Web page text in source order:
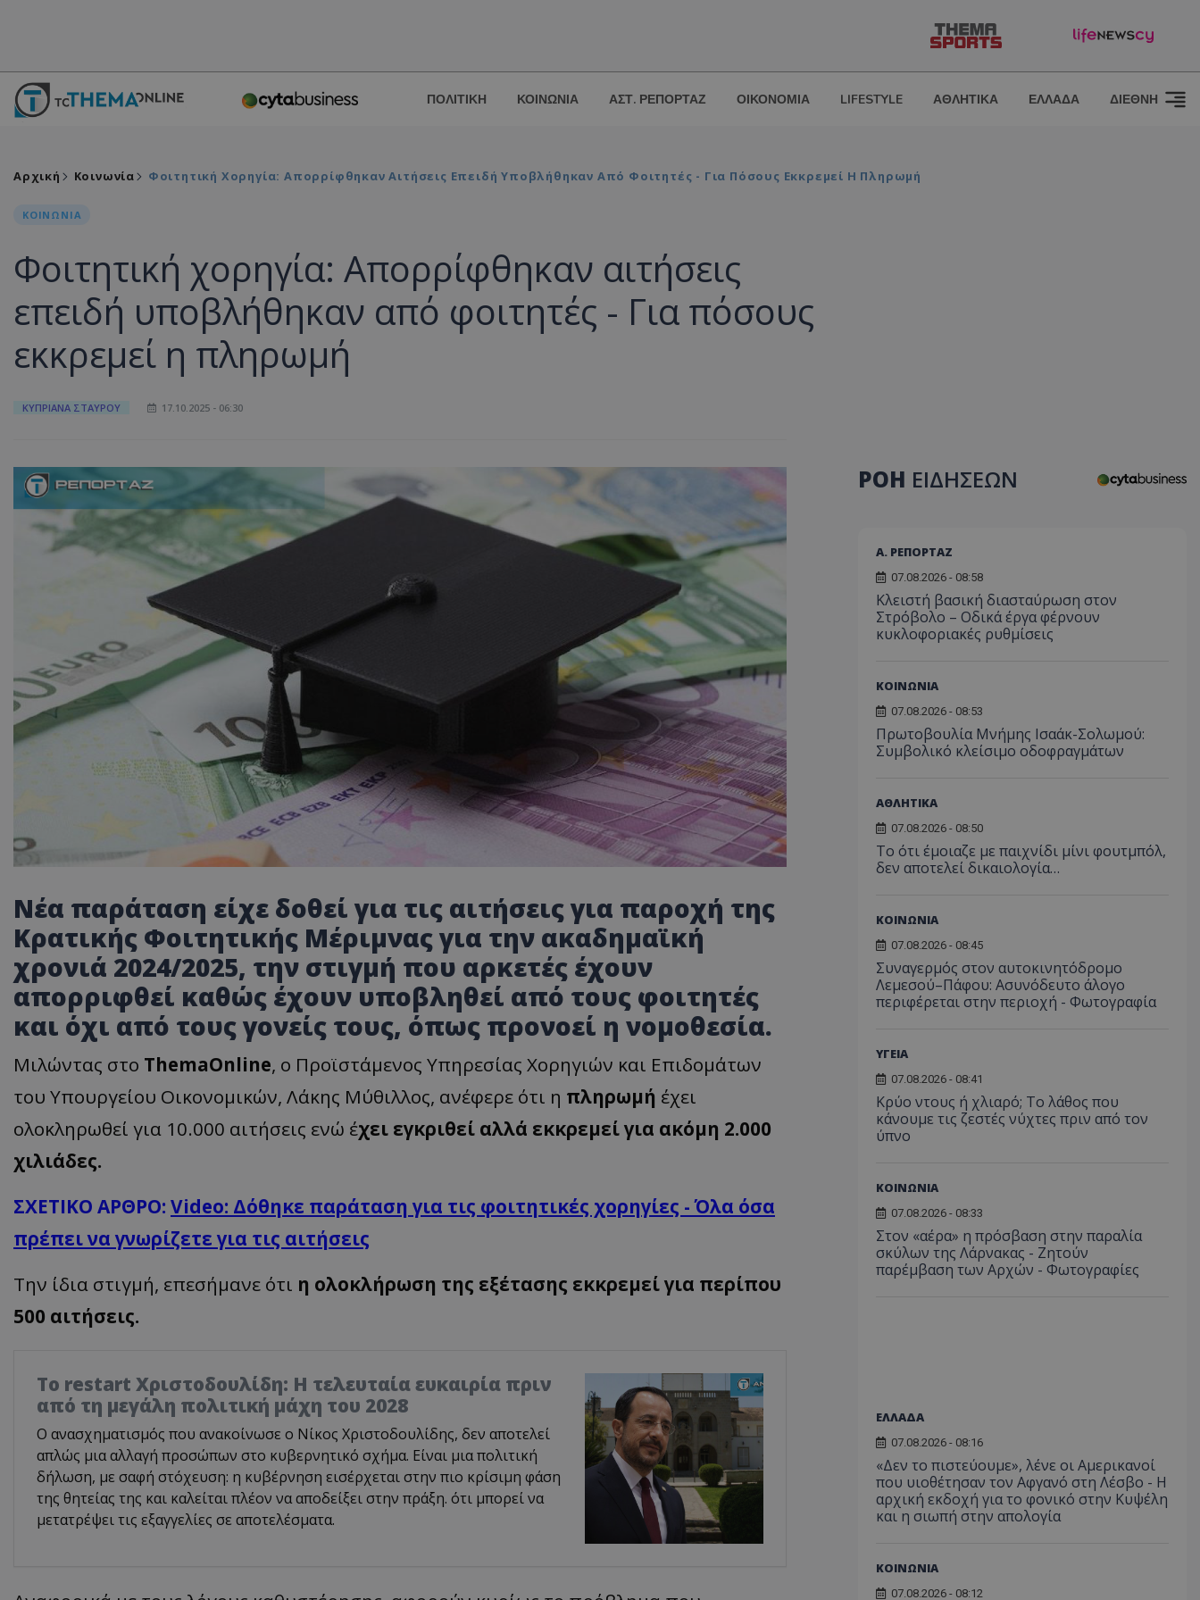
ΠΟΛΙΤΙΚΗ ΚΟΙΝΩΝΙΑ ΑΣΤ. ΡΕΠΟΡΤΑΖ ΟΙΚΟΝΟΜΙΑ LIFESTYLE ΑΘΛΗΤΙΚΑ ΕΛΛΑΔΑ ΔΙΕΘΝΗ
Αρχική Κοινωνία Φοιτητική Χορηγία: Απορρίφθηκαν Αιτήσεις Επειδή Υποβλήθηκαν Από Φοιτητές - Για Πόσους Εκκρεμεί Η Πληρωμή
ΚΟΙΝΩΝΙΑ
Φοιτητική χορηγία: Απορρίφθηκαν αιτήσεις
επειδή υποβλήθηκαν από φοιτητές - Για πόσους
εκκρεμεί η πληρωμή
ΚΥΠΡΙΑΝΑ ΣΤΑΥΡΟΥ 17.10.2025 - 06:30
Νέα παράταση είχε δοθεί για τις αιτήσεις για παροχή της
Κρατικής Φοιτητικής Μέριμνας για την ακαδημαϊκή
χρονιά 2024/2025, την στιγμή που αρκετές έχουν
απορριφθεί καθώς έχουν υποβληθεί από τους φοιτητές
και όχι από τους γονείς τους, όπως προνοεί η νομοθεσία.
Μιλώντας στο ThemaOnline, o Προϊστάμενος Υπηρεσίας Χορηγιών και Επιδομάτων
του Υπουργείου Οικονομικών, Λάκης Μύθιλλος, ανέφερε ότι η πληρωμή έχει
ολοκληρωθεί για 10.000 αιτήσεις ενώ έχει εγκριθεί αλλά εκκρεμεί για ακόμη 2.000
χιλιάδες.
ΣΧΕΤΙΚΟ ΑΡΘΡΟ: Video: Δόθηκε παράταση για τις φοιτητικές χορηγίες - Όλα όσα
πρέπει να γνωρίζετε για τις αιτήσεις
Την ίδια στιγμή, επεσήμανε ότι η ολοκλήρωση της εξέτασης εκκρεμεί για περίπου
500 αιτήσεις.
Το restart Χριστοδουλίδη: Η τελευταία ευκαιρία πριν
από τη μεγάλη πολιτική μάχη του 2028
Ο ανασχηματισμός που ανακοίνωσε ο Νίκος Χριστοδουλίδης, δεν αποτελεί
απλώς μια αλλαγή προσώπων στο κυβερνητικό σχήμα. Είναι μια πολιτική
δήλωση, με σαφή στόχευση: η κυβέρνηση εισέρχεται στην πιο κρίσιμη φάση
της θητείας της και καλείται πλέον να αποδείξει στην πράξη. ότι μπορεί να
μετατρέψει τις εξαγγελίες σε αποτελέσματα.
ΡΟΗ ΕΙΔΗΣΕΩΝ
Α. ΡΕΠΟΡΤΑΖ
07.08.2026 - 08:58
Κλειστή βασική διασταύρωση στον
Στρόβολο – Οδικά έργα φέρνουν
κυκλοφοριακές ρυθμίσεις
ΚΟΙΝΩΝΙΑ
07.08.2026 - 08:53
Πρωτοβουλία Μνήμης Ισαάκ-Σολωμού:
Συμβολικό κλείσιμο οδοφραγμάτων
ΑΘΛΗΤΙΚΑ
07.08.2026 - 08:50
Το ότι έμοιαζε με παιχνίδι μίνι φουτμπόλ,
δεν αποτελεί δικαιολογία…
ΚΟΙΝΩΝΙΑ
07.08.2026 - 08:45
Συναγερμός στον αυτοκινητόδρομο
Λεμεσού–Πάφου: Ασυνόδευτο άλογο
περιφέρεται στην περιοχή - Φωτογραφία
ΥΓΕΙΑ
07.08.2026 - 08:41
Κρύο ντους ή χλιαρό; Το λάθος που
κάνουμε τις ζεστές νύχτες πριν από τον
ύπνο
ΚΟΙΝΩΝΙΑ
07.08.2026 - 08:33
Στον «αέρα» η πρόσβαση στην παραλία
σκύλων της Λάρνακας - Ζητούν
παρέμβαση των Αρχών - Φωτογραφίες
ΕΛΛΑΔΑ
07.08.2026 - 08:16
«Δεν το πιστεύουμε», λένε οι Αμερικανοί
που υιοθέτησαν τον Αφγανό στη Λέσβο - Η
αρχική εκδοχή για το φονικό στην Κυψέλη
και η σιωπή στην απολογία
ΚΟΙΝΩΝΙΑ
07.08.2026 - 08:12